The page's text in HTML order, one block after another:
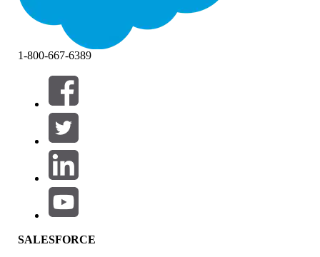
Filter (0)
FILTER AUSWÄHLEN
Produktbereich
Auswirkungen auf Funktionen
1-800-667-6389
SALESFORCE